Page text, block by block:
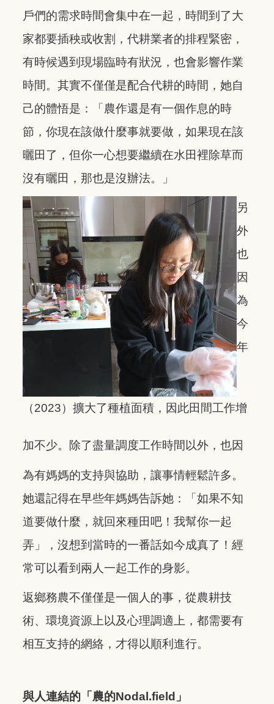
戶們的需求時間會集中在一起，時間到了大
家都要插秧或收割，代耕業者的排程緊密，
有時候遇到現場臨時有狀況，也會影響作業
時間。其實不僅僅是配合代耕的時間，她自
己的體悟是：「農作還是有一個作息的時
節，你現在該做什麼事就要做，如果現在該
曬田了，但你一心想要繼續在水田裡除草而
沒有曬田，那也是沒辦法。」
另
外
也
因
為
今
年
（2023）擴大了種植面積，因此田間工作增
加不少。除了盡量調度工作時間以外 ，也因
為有媽媽的支持與協助，讓事情輕鬆許多。
她還記得在早些年媽媽告訴她：「如果不知
道要做什麼，就回來種田吧！我幫你一起
弄」，沒想到當時的一番話如今成真了！經
常可以看到兩人一起工作的身影。
返鄉務農不僅僅是一個人的事，從農耕技
術、環境資源上以及心理調適上，都需要有
相互支持的網絡，才得以順利進行。
與人連結的「農的Nodal.field」